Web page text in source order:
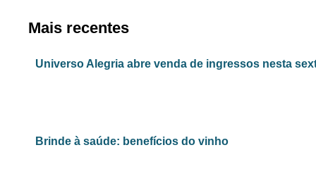
Mais recentes
Universo Alegria abre venda de ingressos nesta
Brinde à saúde: benefícios do vinho